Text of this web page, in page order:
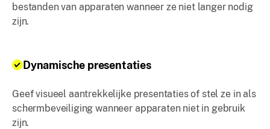
bestanden van apparaten wanneer ze niet langer nodig
zijn.
Dynamische presentaties
Geef visueel aantrekkelijke presentaties of stel ze in als
schermbeveiliging wanneer apparaten niet in gebruik
zijn.